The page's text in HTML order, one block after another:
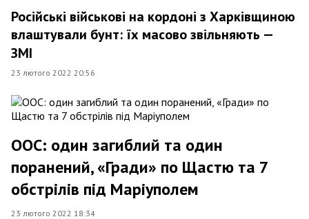
Російські військові на кордоні з Харківщиною
влаштували бунт: їх масово звільняють —
ЗМІ
23 лютого 2022 20:56
ООС: один загиблий та один
поранений, «Гради» по Щастю та 7
обстрілів під Маріуполем
23 лютого 2022 18:34